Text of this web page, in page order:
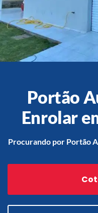
Portão
Enrolar
Procurando por Portão